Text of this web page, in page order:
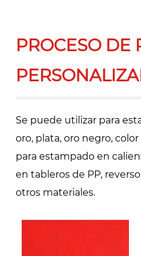
PROCESO DE
Se puede utilizar para
oro, plata, oro negro,
para estampado en
en tableros de PP,
otros materiales.